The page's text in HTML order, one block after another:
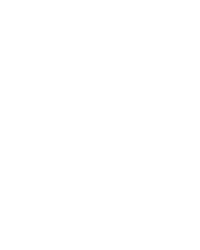
de Fuente Palmera por garantizar el
el bienestar social y el equilibrio territorial
de inversiones para la promoción de vivienda
de CINCO, con un total de 46 viviendas